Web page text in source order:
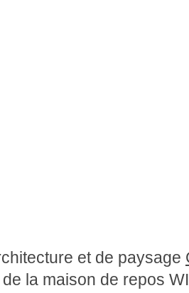
et de paysage
la maison de repos